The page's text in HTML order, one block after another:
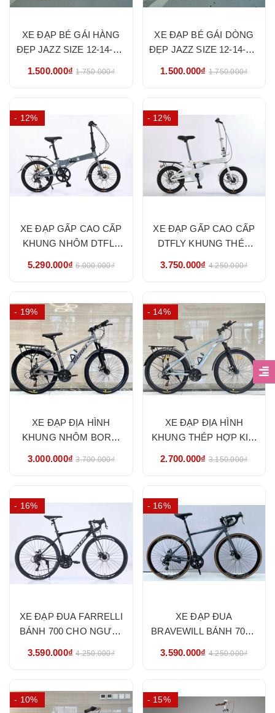
XE ĐẠP BÉ GÁI HÀNG
ĐẸP JAZZ SIZE 12-14-16-
1.500.000₫ 1.750.000₫
XE ĐẠP BÉ GÁI DÒNG
ĐẸP JAZZ SIZE 12-14-16-
1.500.000₫ 1.750.000₫
- 12%
XE ĐẠP GẤP CAO CẤP
KHUNG NHÔM DTFLY
5.290.000₫ 6.000.000₫
- 12%
XE ĐẠP GẤP CAO CẤP
DTFLY KHUNG THÉP
3.750.000₫ 4.250.000₫
- 19%
XE ĐẠP ĐỊA HÌNH
KHUNG NHÔM BORKI
3.000.000₫ 3.700.000₫
- 14%
XE ĐẠP ĐỊA HÌNH
KHUNG THÉP HỢP KIM
2.700.000₫ 3.150.000₫
- 16%
XE ĐẠP ĐUA FARRELLI
BÁNH 700 CHO NGƯỜI
3.590.000₫ 4.250.000₫
- 16%
XE ĐẠP ĐUA
BRAVEWILL BÁNH 700C
3.590.000₫ 4.250.000₫
- 10% - 15%